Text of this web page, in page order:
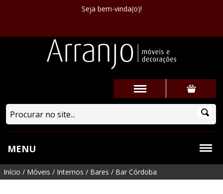
Seja bem-vinda(o)!
MENU
Início / Móveis / Internos / Bares / Bar Córdoba